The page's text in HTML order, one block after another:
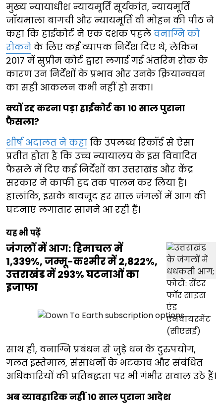
मुख्य न्यायाधीश न्यायमूर्ति सूर्यकांत, न्यायमूर्ति
जॉयमाला बागची और न्यायमूर्ति वी मोहन की पीठ ने
कहा कि हाईकोर्ट ने एक दशक पहले वनाग्नि को
रोकने के लिए कई व्यापक निर्देश दिए थे, लेकिन
2017 में सुप्रीम कोर्ट द्वारा लगाई गई अंतरिम रोक के
कारण उन निर्देशों के प्रभाव और उनके क्रियान्वयन
का सही आकलन कभी नहीं हो सका।
क्यों रद्द करना पड़ा हाईकोर्ट का 10 साल पुराना
फैसला?
शीर्ष अदालत ने कहा कि उपलब्ध रिकॉर्ड से ऐसा
प्रतीत होता है कि उच्च न्यायालय के इस विवादित
फैसले में दिए कई निर्देशों का उत्तराखंड और केंद्र
सरकार ने काफी हद तक पालन कर लिया है।
हालांकि, इसके बावजूद हर साल जंगलों में आग की
घटनाएं लगातार सामने आ रही हैं।
यह भी पढ़ें
जंगलों में आग: हिमाचल में
1,339%, जम्मू-कश्मीर में 2,822%,
उत्तराखंड में 293% घटनाओं का
इजाफा
साथ ही, वनाग्नि प्रबंधन से जुड़े धन के दुरुपयोग,
गलत इस्तेमाल, संसाधनों के भटकाव और संबंधित
अधिकारियों की प्रतिबद्धता पर भी गंभीर सवाल उठे हैं।
अब व्यावहारिक नहीं 10 साल पुराना आदेश